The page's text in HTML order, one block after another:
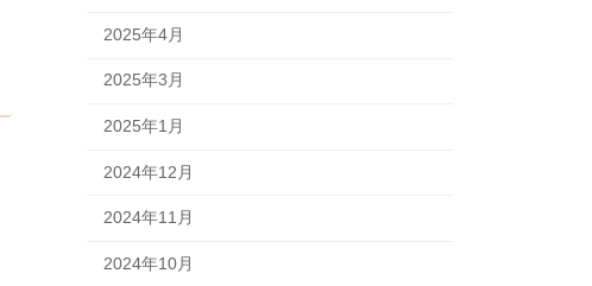
2025年4月
2025年3月
2025年1月
2024年12月
2024年11月
2024年10月